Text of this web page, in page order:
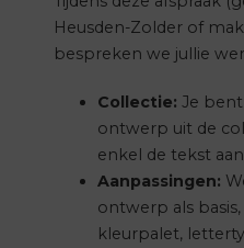
Heusden-Zolder of
bespreken we jullie
Collectie: Je
ontwerp uit de
enkel de tekst
Aanpassingen:
ontwerp als
kleurpalet,